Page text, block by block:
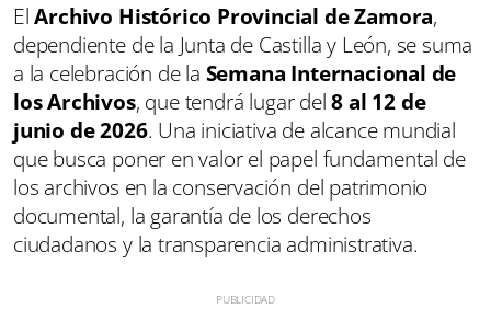
ElArchivo Histórico Provincial de Zamora,
dependiente de la Junta de Castilla y León, se suma
a la celebración de la Semana Internacional de
los Archivos, que tendrá lugar del8 al 12 de
junio de 2026. Una iniciativa de alcance mundial
que busca poner en valor el papel fundamental de
los archivos en la conservación del patrimonio
documental, la garantía de los derechos
ciudadanos y la transparencia administrativa.